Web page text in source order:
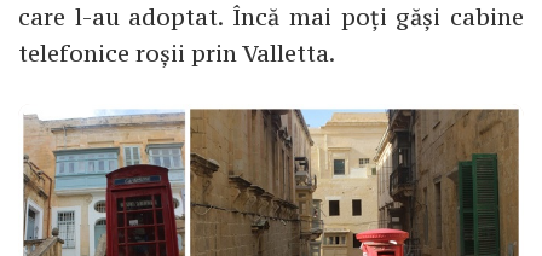
care l-au adoptat. Încă mai poți găși cabine
telefonice roșii prin Valletta.